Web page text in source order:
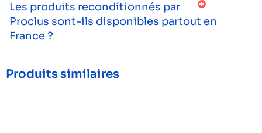
Les produits reconditionnés par
Proclus sont-ils disponibles partout en
France ?
Produits similaires